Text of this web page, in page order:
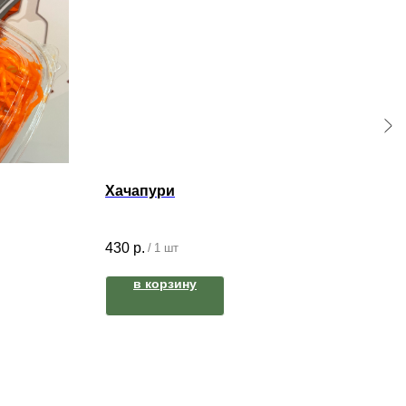
Хачапури
430 р. / 1 шт
в корзину